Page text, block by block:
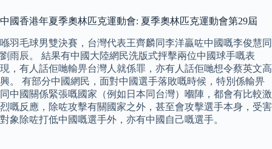
中國香港年夏季奧林匹克運動會: 夏季奧林匹克運動會第29屆
喺羽毛球男雙決賽，台灣代表王齊麟同李洋贏咗中國嘅李俊慧同
劉雨辰。 結果有中國大陸網民洗版式抨擊兩位中國球手嘅表
現，有人話佢哋輸畀台灣人就係罪，亦有人話佢哋想令蔡英文高
興。 有部分中國網民，面對中國選手落敗嘅時候，特別係輸畀
同中國關係緊張嘅國家（例如日本同台灣）嗰陣，都會有比較激
烈嘅反應，除咗攻擊有關國家之外，甚至會攻擊選手本身，受害
對象除咗打低中國嘅選手外，亦有中國自己嘅選手。